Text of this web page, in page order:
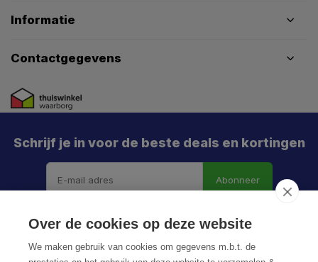
Informatie
Contactgegevens
Schrijf je in voor de beste deals en kortingen
Abonneer
Over de cookies op deze website
We maken gebruik van cookies om gegevens m.b.t. de